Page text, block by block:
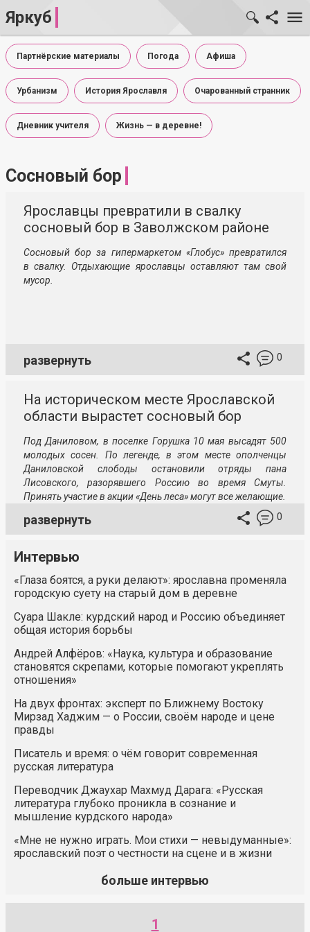
Яркуб
Партнёрские материалы Погода Афиша
Урбанизм История Ярославля Очарованный странник
Дневник учителя Жизнь — в деревне!
Сосновый бор
Ярославцы превратили в свалку
сосновый бор в Заволжском районе
Сосновый бор за гипермаркетом «Глобус» превратился
в свалку. Отдыхающие ярославцы оставляют там свой
мусор.
развернуть 0
На историческом месте Ярославской
области вырастет сосновый бор
Под Даниловом, в поселке Горушка 10 мая высадят 500
молодых сосен. По легенде, в этом месте ополченцы
Даниловской слободы остановили отряды пана
Лисовского, разорявшего Россию во время Смуты.
Принять участие в акции «День леса» могут все желающие.
развернуть 0
Интервью
«Глаза боятся, а руки делают»: ярославна променяла
городскую суету на старый дом в деревне
Суара Шакле: курдский народ и Россию объединяет
общая история борьбы
Андрей Алфёров: «Наука, культура и образование
становятся скрепами, которые помогают укреплять
отношения»
На двух фронтах: эксперт по Ближнему Востоку
Мирзад Хаджим — о России, своём народе и цене
правды
Писатель и время: о чём говорит современная
русская литература
Переводчик Джаухар Махмуд Дарага: «Русская
литература глубоко проникла в сознание и
мышление курдского народа»
«Мне не нужно играть. Мои стихи — невыдуманные»:
ярославский поэт о честности на сцене и в жизни
больше интервью
1